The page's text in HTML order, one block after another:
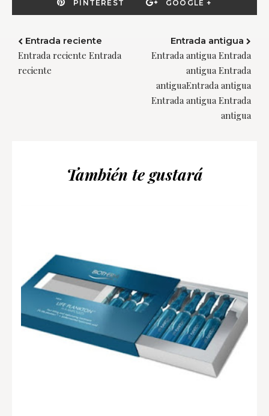
PINTEREST GOOGLE +
Entrada reciente
Entrada reciente Entrada
reciente
Entrada antigua
Entrada antigua Entrada
antigua Entrada
antiguaEntrada antigua
Entrada antigua Entrada
antigua
También te gustará